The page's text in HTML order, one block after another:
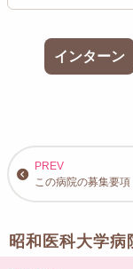
インターン
この病院の募集要項
昭和医科大学病